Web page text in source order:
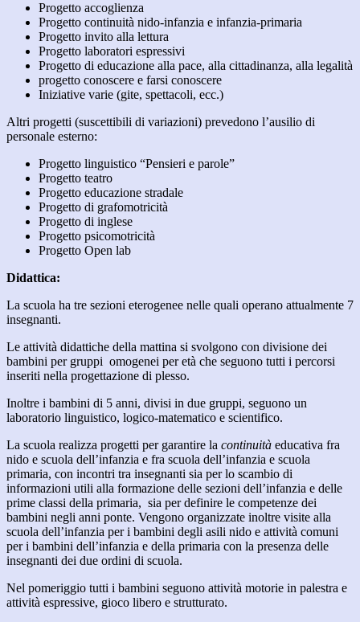
Progetto accoglienza
Progetto continuità nido-infanzia e infanzia-primaria
Progetto invito alla lettura
Progetto laboratori espressivi
Progetto di educazione alla pace, alla cittadinanza, alla legalità
progetto conoscere e farsi conoscere
Iniziative varie (gite, spettacoli, ecc.)
Altri progetti (suscettibili di variazioni) prevedono l’ausilio di
personale esterno:
Progetto linguistico “Pensieri e parole”
Progetto teatro
Progetto educazione stradale
Progetto di grafomotricità
Progetto di inglese
Progetto psicomotricità
Progetto Open lab
Didattica:
La scuola ha tre sezioni eterogenee nelle quali operano attualmente 7
insegnanti.
Le attività didattiche della mattina si svolgono con divisione dei
bambini per gruppi omogenei per età che seguono tutti i percorsi
inseriti nella progettazione di plesso.
Inoltre i bambini di 5 anni, divisi in due gruppi, seguono un
laboratorio linguistico, logico-matematico e scientifico.
La scuola realizza progetti per garantire la continuità educativa fra
nido e scuola dell’infanzia e fra scuola dell’infanzia e scuola
primaria, con incontri tra insegnanti sia per lo scambio di
informazioni utili alla formazione delle sezioni dell’infanzia e delle
prime classi della primaria, sia per definire le competenze dei
bambini negli anni ponte. Vengono organizzate inoltre visite alla
scuola dell’infanzia per i bambini degli asili nido e attività comuni
per i bambini dell’infanzia e della primaria con la presenza delle
insegnanti dei due ordini di scuola.
Nel pomeriggio tutti i bambini seguono attività motorie in palestra e
attività espressive, gioco libero e strutturato.